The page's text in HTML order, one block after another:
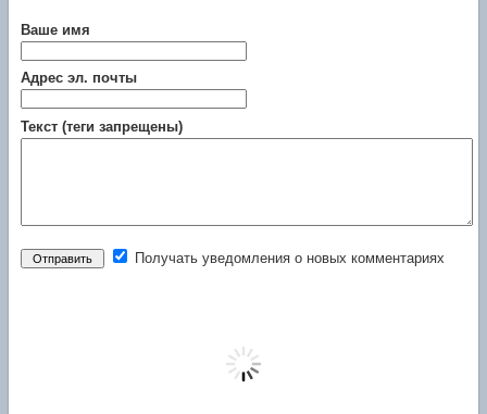
Ваше имя
Адрес эл. почты
Текст (теги запрещены)
Получать уведомления о новых комментариях